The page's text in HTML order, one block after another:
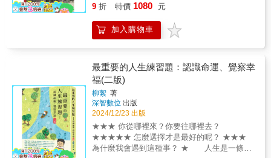
滿不確定性的時代，我們每個人都渴望找到一
盞指引方向的明燈。《命運演算法》正是這樣
一本書，它不僅融合了傳統智慧與現代科技，
華｜明志科技大學校長這次要出版的新書增加
了一個最特別的部分，我個人認為，是AI覺察
練習：看見命中的力量與平衡。當我在過程
中。學到從不同角度凝視問題，漸漸的會從習
慣中鬆動，讓我感受到柳絮老師所說過的，學
習八字後。感受到那股生命的力量。──闕振達
｜柳絮八字&河洛 學員/ 上海市廣播影視製作業
行業協會理事單位/ 金稷（上海）文化傳播有限
公司法定代表人
學資訊，足見作者之科學研究功力及用心。成
行業外出升學決擇探討升官發財的運勢命中有
多少段婚姻？從命局看伴侶出軌看分手挽回的
玄機
9 折 特價 1080 元
加入購物車
最重要的人生練習題：認識命運、覺察幸
福(二版)
柳絮 著
深智數位 出版
2024/12/23 出版
★★★ 你從哪裡來？你要往哪裡去？
★★★★★ 怎麼選擇才是最好的呢？ ★★★
為什麼我會遇到這種事？ ★ 人生是一條長